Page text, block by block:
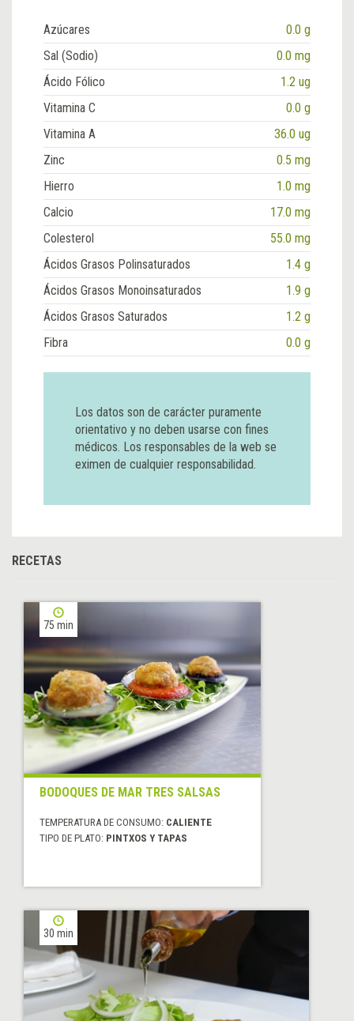
Azúcares
0.0 g
Sal (Sodio)
0.0 mg
Ácido Fólico
1.2 ug
Vitamina C
0.0 g
Vitamina A
36.0 ug
Zinc
0.5 mg
Hierro
1.0 mg
Calcio
17.0 mg
Colesterol
55.0 mg
Ácidos Grasos Polinsaturados
1.4 g
Ácidos Grasos Monoinsaturados
1.9 g
Ácidos Grasos Saturados
1.2 g
Fibra
0.0 g
Los datos son de carácter puramente
orientativo y no deben usarse con fines
médicos. Los responsables de la web se
eximen de cualquier responsabilidad.
RECETAS
75 min
BODOQUES DE MAR TRES SALSAS
TEMPERATURA DE CONSUMO: CALIENTE
TIPO DE PLATO: PINTXOS Y TAPAS
30 min